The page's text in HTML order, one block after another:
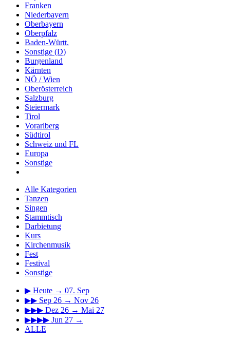
Franken
Niederbayern
Oberbayern
Oberpfalz
Baden-Württ.
Sonstige (D)
Burgenland
Kärnten
NÖ / Wien
Oberösterreich
Salzburg
Steiermark
Tirol
Vorarlberg
Südtirol
Schweiz und FL
Europa
Sonstige
Alle Kategorien
Tanzen
Singen
Stammtisch
Darbietung
Kurs
Kirchenmusik
Fest
Festival
Sonstige
▶ Heute → 07. Sep
▶▶ Sep 26 → Nov 26
▶▶▶ Dez 26 → Mai 27
▶▶▶▶ Jun 27 →
ALLE